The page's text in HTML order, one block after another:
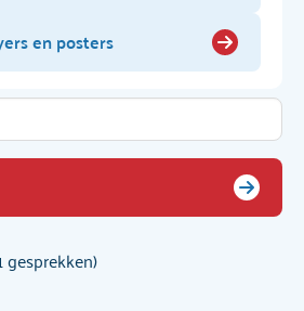
en posters
gesprekken)